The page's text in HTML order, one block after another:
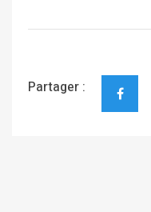
Partager :